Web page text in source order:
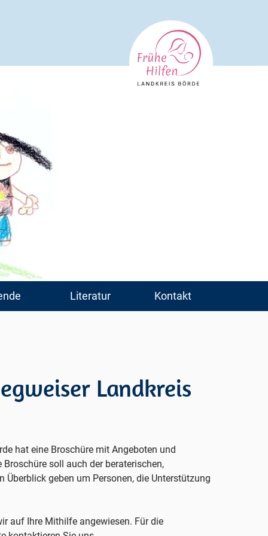
Literatur Kontakt
Landkreis
hat eine Broschüre mit Angeboten und
soll auch der beraterischen,
geben um Personen, die Unterstützung
auf Ihre Mithilfe angewiesen. Für die